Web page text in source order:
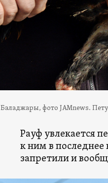
Баладжары, фото JAMnews.
Рауф увлекается
к ним в
запретили и